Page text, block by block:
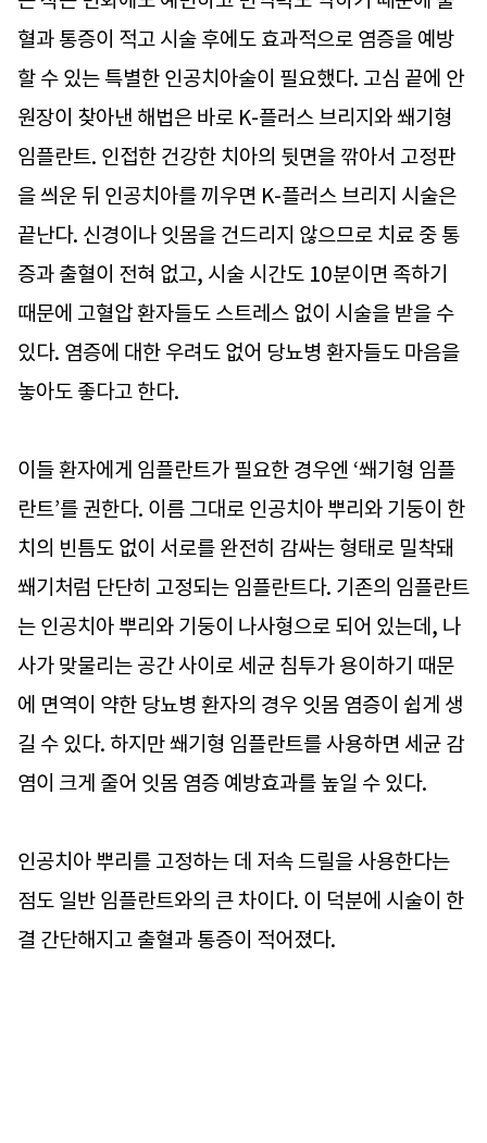
혈과 통증이 적고 시술 후에도 효과적으로 염증을 예방
할 수 있는 특별한 인공치아술이 필요했다. 고심 끝에 안
원장이 찾아낸 해법은 바로 K-플러스 브리지와 쐐기형
임플란트. 인접한 건강한 치아의 뒷면을 깎아서 고정판
을 씌운 뒤 인공치아를 끼우면 K-플러스 브리지 시술은
끝난다. 신경이나 잇몸을 건드리지 않으므로 치료 중 통
증과 출혈이 전혀 없고, 시술 시간도 10분이면 족하기
때문에 고혈압 환자들도 스트레스 없이 시술을 받을 수
있다. 염증에 대한 우려도 없어 당뇨병 환자들도 마음을
놓아도 좋다고 한다.
이들 환자에게 임플란트가 필요한 경우엔 ‘쐐기형 임플
란트’를 권한다. 이름 그대로 인공치아 뿌리와 기둥이 한
치의 빈틈도 없이 서로를 완전히 감싸는 형태로 밀착돼
쐐기처럼 단단히 고정되는 임플란트다. 기존의 임플란트
는 인공치아 뿌리와 기둥이 나사형으로 되어 있는데, 나
사가 맞물리는 공간 사이로 세균 침투가 용이하기 때문
에 면역이 약한 당뇨병 환자의 경우 잇몸 염증이 쉽게 생
길 수 있다. 하지만 쐐기형 임플란트를 사용하면 세균 감
염이 크게 줄어 잇몸 염증 예방효과를 높일 수 있다.
인공치아 뿌리를 고정하는 데 저속 드릴을 사용한다는
점도 일반 임플란트와의 큰 차이다. 이 덕분에 시술이 한
결 간단해지고 출혈과 통증이 적어졌다.